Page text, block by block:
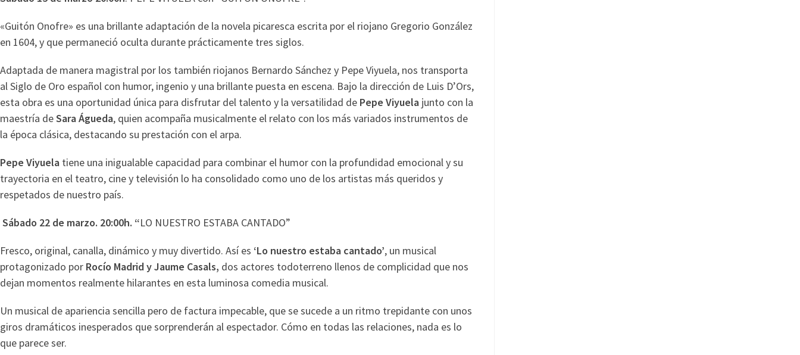
«Guitón Onofre» es una brillante adaptación de la novela picaresca escrita por el riojano Gregorio González
en 1604, y que permaneció oculta durante prácticamente tres siglos.
Adaptada de manera magistral por los también riojanos Bernardo Sánchez y Pepe Viyuela, nos transporta
al Siglo de Oro español con humor, ingenio y una brillante puesta en escena. Bajo la dirección de Luis D’Ors,
esta obra es una oportunidad única para disfrutar del talento y la versatilidad de Pepe Viyuela junto con la
maestría deSara Águeda, quien acompaña musicalmente el relato con los más variados instrumentos de
la época clásica, destacando su prestación con el arpa.
Pepe Viyuela tiene una inigualable capacidad para combinar el humor con la profundidad emocional y su
trayectoria en el teatro, cine y televisión lo ha consolidado como uno de los artistas más queridos y
respetados de nuestro país.
Sábado 22 de marzo. 20:00h. “LO NUESTRO ESTABA CANTADO”
Fresco, original, canalla, dinámico y muy divertido. Así es ‘Lo nuestro estaba cantado’, un musical
protagonizado por Rocío Madrid y Jaume Casals, dos actores todoterreno llenos de complicidad que nos
dejan momentos realmente hilarantes en esta luminosa comedia musical.
Un musical de apariencia sencilla pero de factura impecable, que se sucede a un ritmo trepidante con unos
giros dramáticos inesperados que sorprenderán al espectador. Cómo en todas las relaciones, nada es lo
que parece ser.